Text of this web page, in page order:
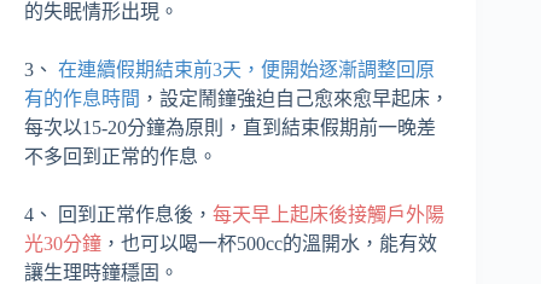
的失眠情形出現。
3、 在連續假期結束前3天，便開始逐漸調整回原
有的作息時間 ，設定鬧鐘強迫自己愈來愈早起床，
每次以15-20分鐘為原則，直到結束假期前一晚差
不多回到正常的作息。
4、 回到正常作息後， 每天早上起床後接觸戶外陽
光30分鐘 ，也可以喝一杯500cc的溫開水，能有效
讓生理時鐘穩固。